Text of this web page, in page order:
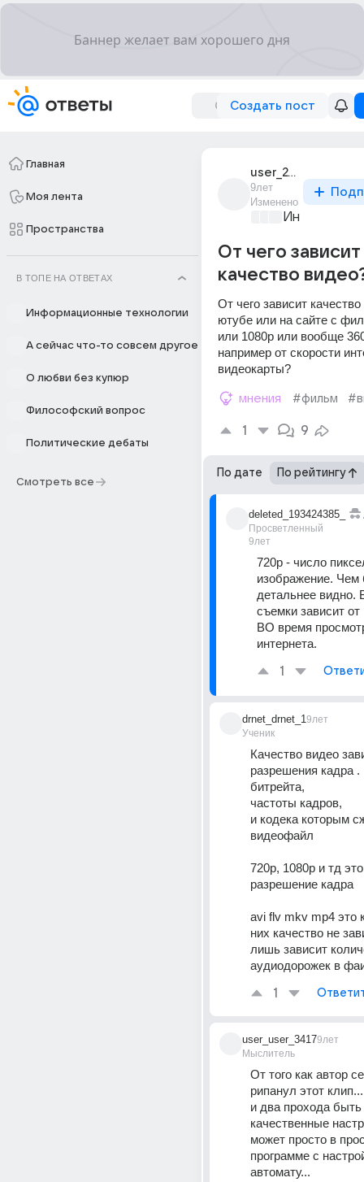
Создать пост
Главная
Моя лента
Пространства
В ТОПЕ НА ОТВЕТАХ
Информационные технологии
А сейчас что-то совсем другое
О любви без купюр
Философский вопрос
Политические дебаты
Смотреть все
user_240860027
9лет
Изменено
От чего зависит
качество
От чего зависит
ютубе или на сайте с
или 1080р или вообще
например от скорости
видеокарты?
мнения #фильм
1 9
По дате По рейтингу
deleted_193424385_
Просветленный
9лет
720р - число
изображение.
детальнее видно.
съемки зависит
ВО время
интернета.
1
drnet_drnet_1
Ученик
9лет
Качество видео
разрешения кадра .
битрейта,
частоты кадров,
и кодека которым
видеофайл
720p, 1080p и тд
разрешение кадра
avi flv mkv mp4 это
них качество не
лишь зависит
аудиодорожек в
1
user_user_3417
Мыслитель
9лет
От того как автор
рипанул этот
и два прохода быть
качественные
может просто в
программе с
автомату...